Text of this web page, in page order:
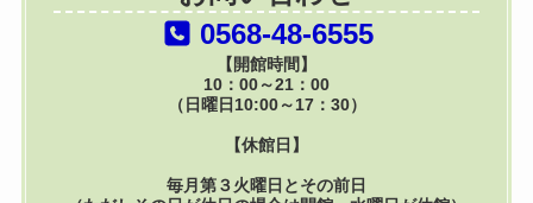
0568-48-6555
【開館時間】
10：00～21：00
（日曜日10:00～17：30）
【休館日】
毎月第３火曜日とその前日